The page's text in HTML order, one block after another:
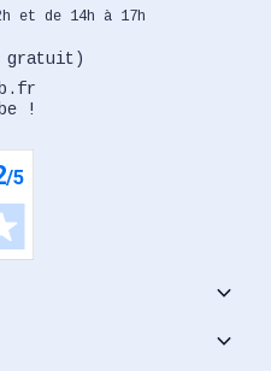
et de 14h à 17h
gratuit)
!
keyboard_arrow_down
keyboard_arrow_down